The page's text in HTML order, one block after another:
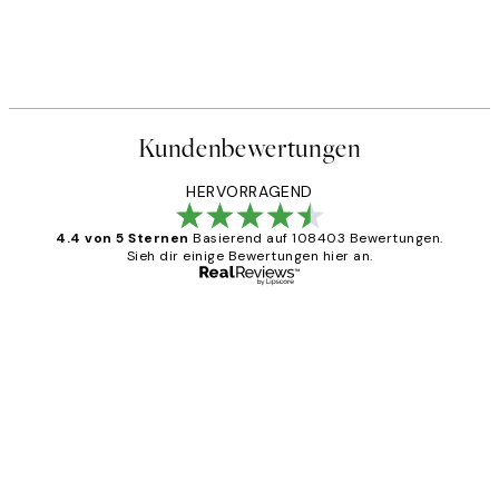
Kundenbewertungen
HERVORRAGEND
4.4 von 5 Sternen Basierend auf 108403 Bewertungen.
Sieh dir einige Bewertungen hier an.